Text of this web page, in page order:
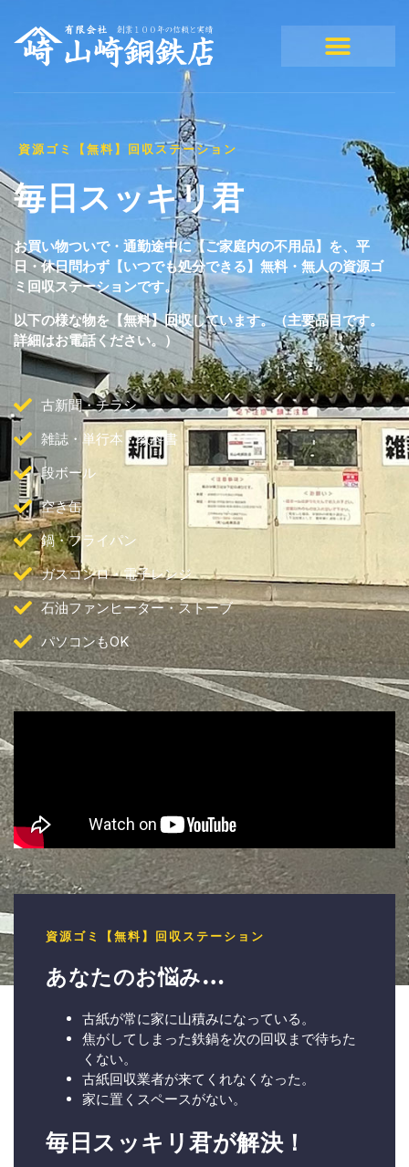
資源ゴミ【無料】回収ステーション
毎日スッキリ君
お買い物ついで・通勤途中に【ご家庭内の不用品】 を、平
日・休日問わず【いつでも処分できる】無料・無人の資源ゴ
ミ回収ステーションです。
以下の様な物を【無料】回収しています。（主要品目です。
詳細はお電話ください。）
古新聞・チラシ
雑誌・単行本・教科書
段ボール
空き缶
鍋・フライパン
ガスコンロ・電子レンジ
石油ファンヒーター・ストーブ
パソコンもOK
資源ゴミ【無料】回収ステーション
あなたのお悩み…
古紙が常に家に山積みになっている。
焦がしてしまった鉄鍋を次の回収まで待ちた
くない。
古紙回収業者が来てくれなくなった。
家に置くスペースがない。
毎日スッキリ君が解決！